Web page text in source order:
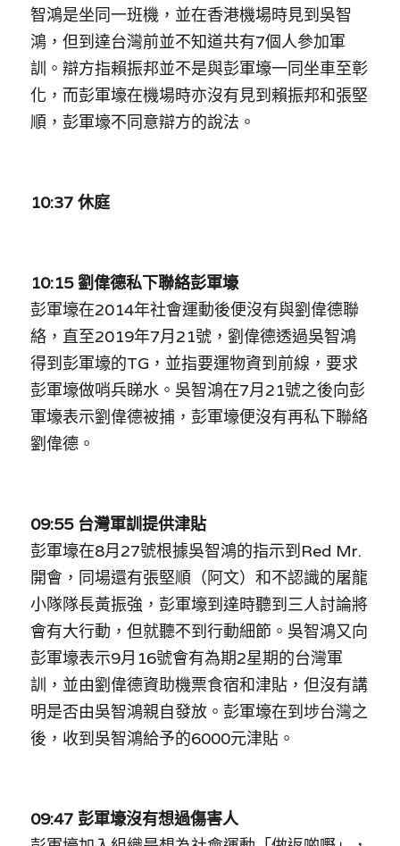
智鴻是坐同一班機，並在香港機場時見到吳智
鴻，但到達台灣前並不知道共有7個人參加軍
訓。辯方指賴振邦並不是與彭軍壕一同坐車至彰
化，而彭軍壕在機場時亦沒有見到賴振邦和張堅
順，彭軍壕不同意辯方的說法。
10:37 休庭
10:15 劉偉德私下聯絡彭軍壕
彭軍壕在2014年社會運動後便沒有與劉偉德聯
絡，直至2019年7月21號，劉偉德透過吳智鴻
得到彭軍壕的TG，並指要運物資到前線，要求
彭軍壕做哨兵睇水。吳智鴻在7月21號之後向彭
軍壕表示劉偉德被捕，彭軍壕便沒有再私下聯絡
劉偉德。
09:55 台灣軍訓提供津貼
彭軍壕在8月27號根據吳智鴻的指示到Red Mr.
開會，同場還有張堅順（阿文）和不認識的屠龍
小隊隊長黃振強，彭軍壕到達時聽到三人討論將
會有大行動，但就聽不到行動細節。吳智鴻又向
彭軍壕表示9月16號會有為期2星期的台灣軍
訓，並由劉偉德資助機票食宿和津貼，但沒有講
明是否由吳智鴻親自發放。彭軍壕在到埗台灣之
後，收到吳智鴻給予的6000元津貼。
09:47 彭軍壕沒有想過傷害人